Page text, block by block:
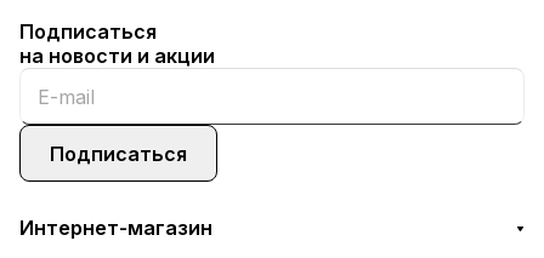
Подписаться
на новости и акции
Подписаться
Интернет-магазин